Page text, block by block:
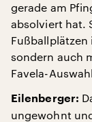
gerade am
absolviert hat.
sondern auch
Favela-
Eilenberger:
ungewohnt